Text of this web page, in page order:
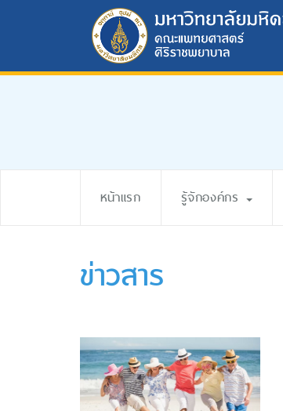
หน้าแรก รู้จักองค์กร
ข่าวสาร